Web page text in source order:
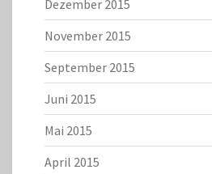
Dezember 2015
November 2015
September 2015
Juni 2015
Mai 2015
April 2015